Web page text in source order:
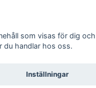
som visas för dig
du handlar hos oss.
Inställningar